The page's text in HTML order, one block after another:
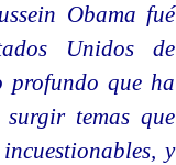
Obama fué
Unidos de
profundo que ha
temas que
y